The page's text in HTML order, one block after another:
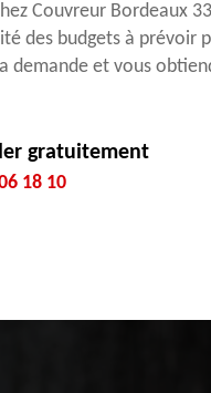
Couvreur Bordeaux
des budgets à prévoir
demande et vous
gratuitement
18 10